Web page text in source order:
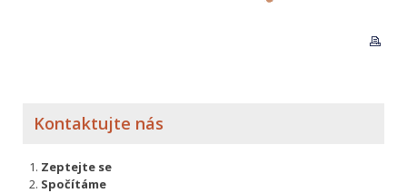
Kontaktujte nás
Zeptejte se
Spočítáme